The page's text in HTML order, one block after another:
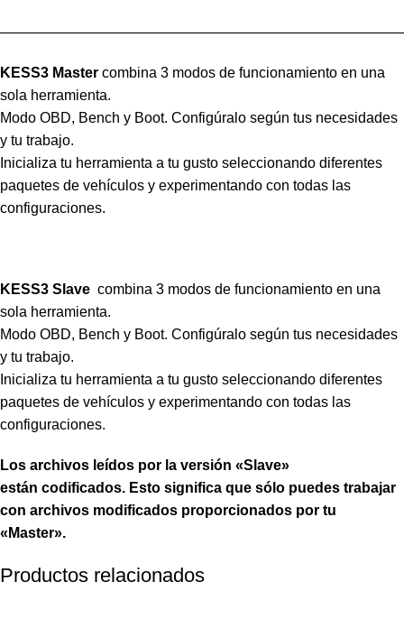
KESS3 Master combina 3 modos de funcionamiento en una
sola herramienta.
Modo OBD, Bench y Boot. Configúralo según tus necesidades
y tu trabajo.
Inicializa tu herramienta a tu gusto seleccionando diferentes
paquetes de vehículos y experimentando con todas las
configuraciones.
KESS3 Slave combina 3 modos de funcionamiento en una
sola herramienta.
Modo OBD, Bench y Boot. Configúralo según tus necesidades
y tu trabajo.
Inicializa tu herramienta a tu gusto seleccionando diferentes
paquetes de vehículos y experimentando con todas las
configuraciones.
Los archivos leídos por la versión «Slave»
están codificados. Esto significa que sólo puedes trabajar
con archivos modificados proporcionados por tu
«Master».
Productos relacionados